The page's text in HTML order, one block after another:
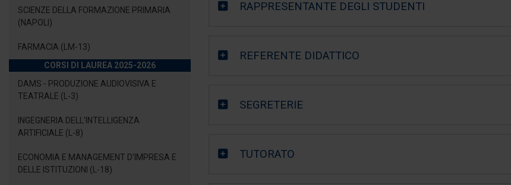
SCIENZE DELLA FORMAZIONE PRIMARIA
(NAPOLI)
FARMACIA (LM-13)
CORSI DI LAUREA 2025-2026
DAMS - PRODUZIONE AUDIOVISIVA E
TEATRALE (L-3)
INGEGNERIA DELL’INTELLIGENZA
ARTIFICIALE (L-8)
ECONOMIA E MANAGEMENT D’IMPRESA E
DELLE ISTITUZIONI (L-18)
RAPPRESENTANTE DEGLI STUDENTI
REFERENTE DIDATTICO
SEGRETERIE
TUTORATO